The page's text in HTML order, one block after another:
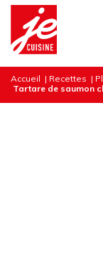
Accueil | Recettes |
Tartare de saumon